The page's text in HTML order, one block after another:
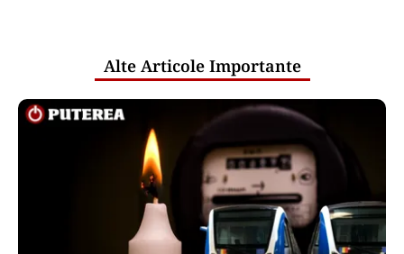
Alte Articole Importante